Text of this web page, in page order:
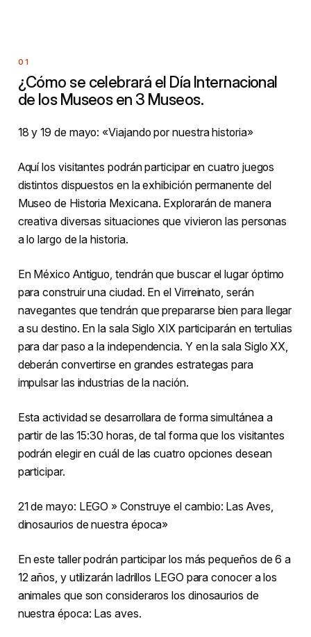
¿Cómo se celebrará el Día Internacional
de los Museos en 3 Museos.
18 y 19 de mayo: «Viajando por nuestra historia»
Aquí los visitantes podrán participar en cuatro juegos
distintos dispuestos en la exhibición permanente del
Museo de Historia Mexicana. Explorarán de manera
creativa diversas situaciones que vivieron las personas
a lo largo de la historia.
En México Antiguo, tendrán que buscar el lugar óptimo
para construir una ciudad. En el Virreinato, serán
navegantes que tendrán que prepararse bien para llegar
a su destino. En la sala Siglo XIX participarán en tertulias
para dar paso a la independencia. Y en la sala Siglo XX,
deberán convertirse en grandes estrategas para
impulsar las industrias de la nación.
Esta actividad se desarrollara de forma simultánea a
partir de las 15:30 horas, de tal forma que los visitantes
podrán elegir en cuál de las cuatro opciones desean
participar.
21 de mayo: LEGO » Construye el cambio: Las Aves,
dinosaurios de nuestra época»
En este taller podrán participar los más pequeños de 6 a
12 años, y utilizarán ladrillos LEGO para conocer a los
animales que son consideraros los dinosaurios de
nuestra época: Las aves.